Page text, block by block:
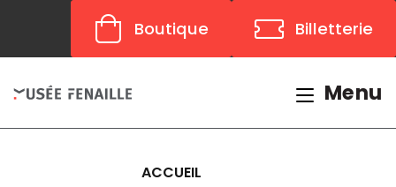
Panneau de gestion des cookies
Boutique Billetterie
Menu
ACCUEIL